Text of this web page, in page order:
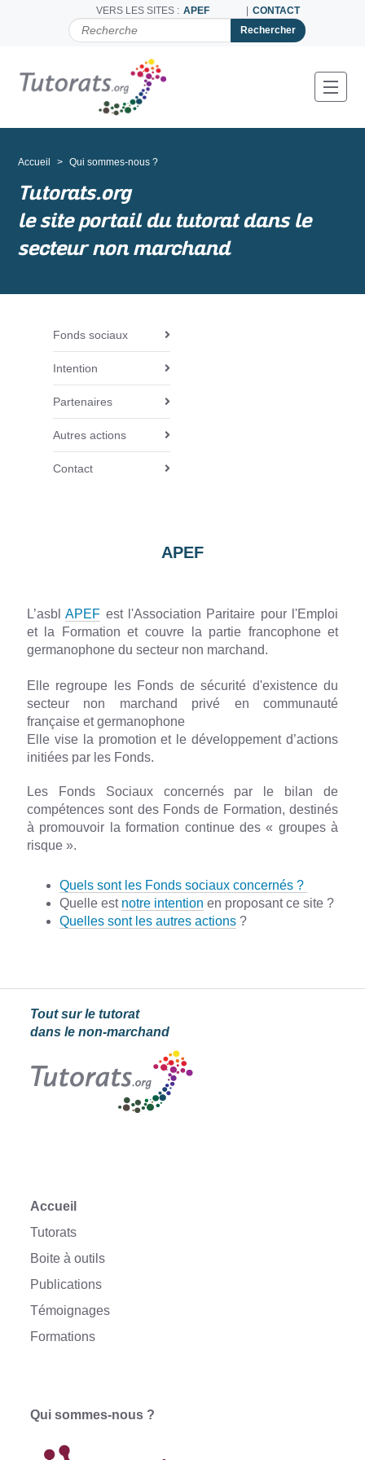
VERS LES SITES : APEF CONTACT
C
R
C
A
Accueil Qui sommes-nous ?
Tutorats.org
le site portail du tutorat dans le
secteur non marchand
N
i
g
a
Fonds sociaux
Intention
Partenaires
Autres actions
Contact
APEF
L’asblAPEF est l'Association Paritaire pour l'Emploi
et la Formation et couvre la partie francophone et
germanophone du secteur non marchand.
Elle regroupe les Fonds de sécurité d'existence du
secteur non marchand privé en communauté
française et germanophone
Elle vise la promotion et le développement d’actions
initiées par les Fonds.
Les Fonds Sociaux concernés par le bilan de
compétences sont des Fonds de Formation, destinés
à promouvoir la formation continue des « groupes à
risque ».
Quels sont les Fonds sociaux concernés ?
Quelle est notre intention en proposant ce site ?
Quelles sont les autres actions?
Tout sur le tutorat
dans le non-marchand
Accueil
Tutorats
Boite à outils
Publications
Témoignages
Formations
Qui sommes-nous ?